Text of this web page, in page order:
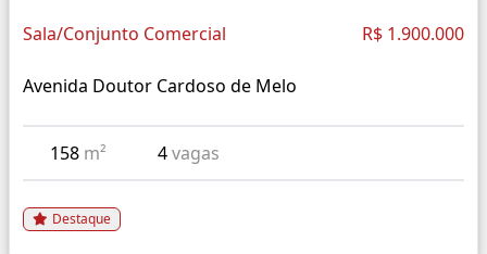
Sala/Conjunto Comercial R$ 1.900.000
Avenida Doutor Cardoso de Melo
158 m² 4vagas
Destaque